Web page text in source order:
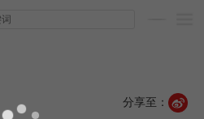
分享至：